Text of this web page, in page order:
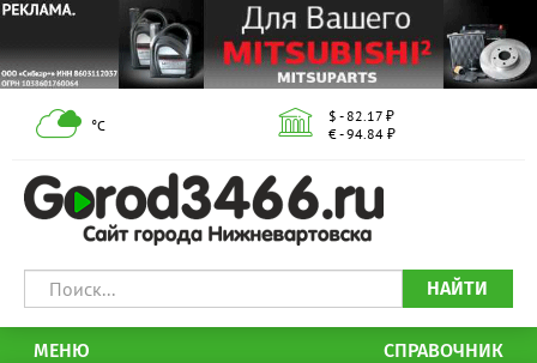
°С
$ - 82.17 ₽
€ - 94.84 ₽
НАЙТИ
МЕНЮ СПРАВОЧНИК